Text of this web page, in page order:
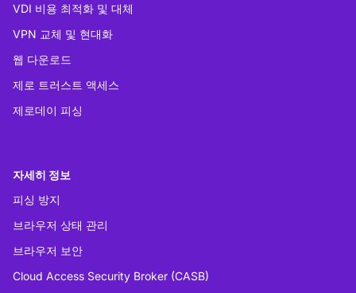
VDI 비용 최적화 및 대체
VPN 교체 및 현대화
웹 다운로드
제로 트러스트 액세스
제로데이 피싱
자세히 정보
피싱 방지
브라우저 상태 관리
브라우저 보안
Cloud Access Security Broker (CASB)